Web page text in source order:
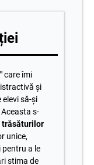
care îmi
și
să-și
Aceasta s-
trăsăturilor
unice,
pentru a le
stima de